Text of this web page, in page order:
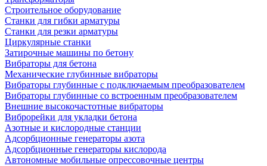
Строительное оборудование
Станки для гибки арматуры
Станки для резки арматуры
Циркулярные станки
Затирочные машины по бетону
Вибраторы для бетона
Механические глубинные вибраторы
Вибраторы глубинные с подключаемым преобразователем
Вибраторы глубинные со встроенным преобразователем
Внешние высокочастотные вибраторы
Виброрейки для укладки бетона
Азотные и кислородные станции
Адсорбционные генераторы азота
Адсорбционные генераторы кислорода
Автономные мобильные опрессовочные центры